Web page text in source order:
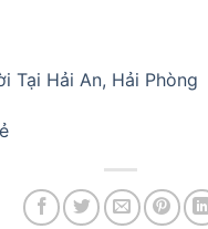
Tại Hải An, Hải Phòng